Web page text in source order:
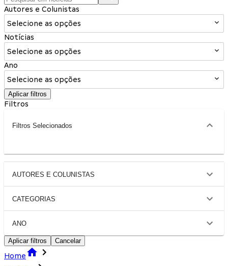
Autores e Colunistas
Selecione as opções
Notícias
Selecione as opções
Ano
Selecione as opções
Aplicar filtros
Filtros
Filtros Selecionados
AUTORES E COLUNISTAS
CATEGORIAS
ANO
Aplicar filtros Cancelar
Home